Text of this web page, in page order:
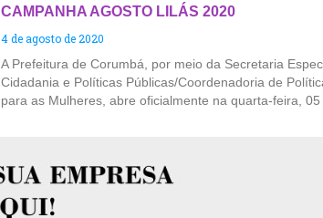
CAMPANHA AGOSTO LILÁS 2020
4 de agosto de 2020
A Prefeitura de Corumbá, por meio da Secretaria
Cidadania e Políticas Públicas/Coordenadoria de
para as Mulheres, abre oficialmente na quarta-feira,